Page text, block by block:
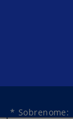
* Sobrenome: